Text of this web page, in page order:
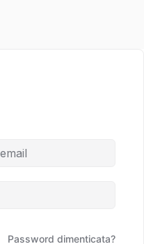
Password dimenticata?